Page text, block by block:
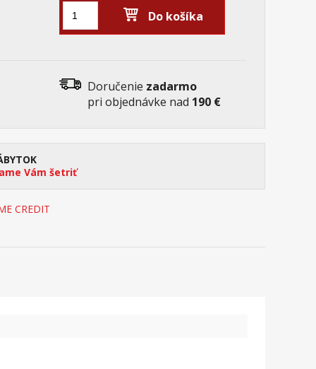
Do košíka
Doručenie zadarmo
pri objednávke nad 190 €
Vám šetriť
CREDIT